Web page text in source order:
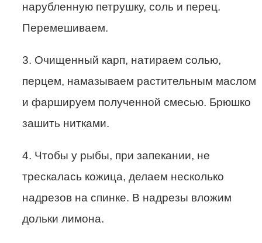
нарубленную петрушку, соль и перец.
Перемешиваем.
3. Очищенный карп, натираем солью,
перцем, намазываем растительным маслом
и фаршируем полученной смесью. Брюшко
зашить нитками.
4. Чтобы у рыбы, при запекании, не
трескалась кожица, делаем несколько
надрезов на спинке. В надрезы вложим
дольки лимона.